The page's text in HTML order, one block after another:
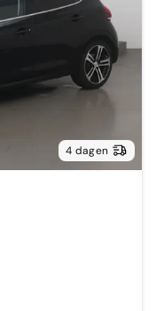
4 dagen